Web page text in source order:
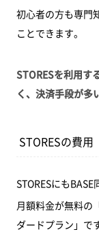
初心者の方も専門
ことできます。
STORESを利用す
く、決済手段が多
STORESの費用
STORESにも
月額料金が無料の
ダードプラン」で